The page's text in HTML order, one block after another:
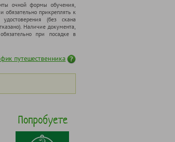
очной формы обучения,
обязательно прикреплять к
удостоверения (без скана
Наличие документа,
при посадке в
путешественника
Попробуете